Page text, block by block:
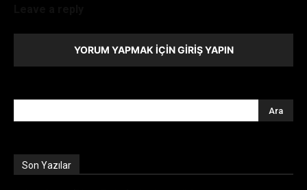
YORUM YAPMAK İÇIN GIRIŞ YAPIN
Son Yazılar